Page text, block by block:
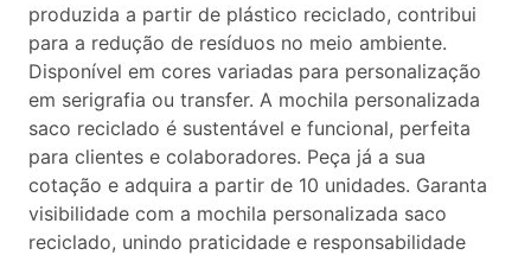
produzida a partir de plástico reciclado, contribui
para a redução de resíduos no meio ambiente.
Disponível em cores variadas para personalização
em serigrafia ou transfer. A mochila personalizada
saco reciclado é sustentável e funcional, perfeita
para clientes e colaboradores. Peça já a sua
cotação e adquira a partir de 10 unidades. Garanta
visibilidade com a mochila personalizada saco
reciclado, unindo praticidade e responsabilidade